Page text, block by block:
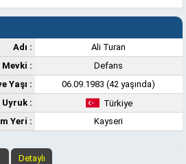
Adı :
Ali Turan
Mevki :
Defans
Yaşı :
06.09.1983 (42 yaşında)
Uyruk :
Türkiye
Yeri :
Kayseri
Detaylı